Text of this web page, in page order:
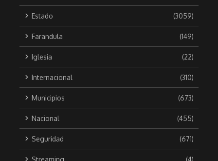
Estado (3059)
Farandula (149)
Iglesia (22)
Internacional (310)
Municipios (673)
Nacional (455)
Seguridad (671)
Streaming (4)